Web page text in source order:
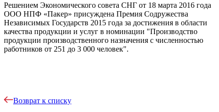
Решением Экономического совета СНГ от 18 марта 2016 года
ООО НПФ «Пакер» присуждена Премия Содружества
Независимых Государств 2015 года за достижения в области
качества продукции и услуг в номинации "Производство
продукции производственного назначения с численностью
работников от 251 до 3 000 человек".
Возврат к списку